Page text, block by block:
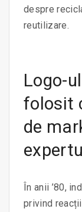
despre
reutilizare.
Logo-
folosit
de
În anii ’80,
privind